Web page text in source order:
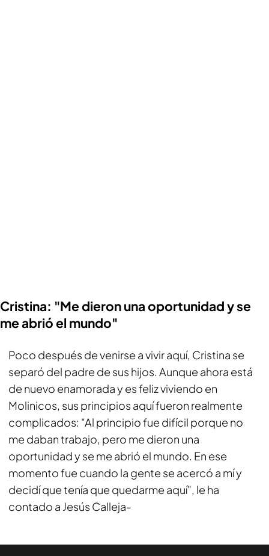
Cristina: "Me dieron una oportunidad y se
me abrió el mundo"
Poco después de venirse a vivir aquí, Cristina se
separó del padre de sus hijos. Aunque ahora está
de nuevo enamorada y es feliz viviendo en
Molinicos, sus principios aquí fueron realmente
complicados: "Al principio fue difícil porque no
me daban trabajo, pero me dieron una
oportunidad y se me abrió el mundo. En ese
momento fue cuando la gente se acercó a mí y
decidí que tenía que quedarme aquí", le ha
contado a Jesús Calleja-